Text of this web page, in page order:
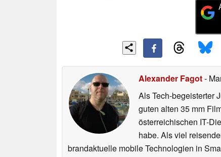
Alexander Fagot-
Als Tech-begeisterter
guten alten 35 mm
österreichischen IT-
habe. Als viel
brandaktuelle mobile Technologien in